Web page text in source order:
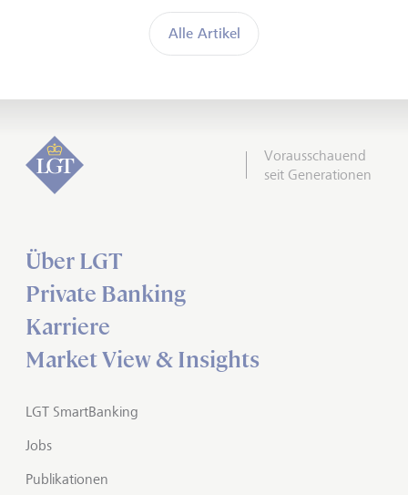
Alle Artikel
Vorausschauend
seit Generationen
Über LGT
Private Banking
Karriere
Market View & Insights
LGT SmartBanking
Jobs
Publikationen